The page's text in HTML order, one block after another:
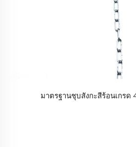
มาตรฐานชุบสังกะสีร้อนเกรด